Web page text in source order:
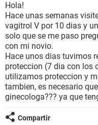
SEXUALIDAD
GLOSARIO
Hola!
Hace unas semanas
vagitrol V por 10 dias y
solo que se me paso
con mi novio.
Hace unos dias tuvimos
proteccion (7 dia con los
utilizamos proteccion y
tambien, es necesario
ginecologa??? ya que
Compartir